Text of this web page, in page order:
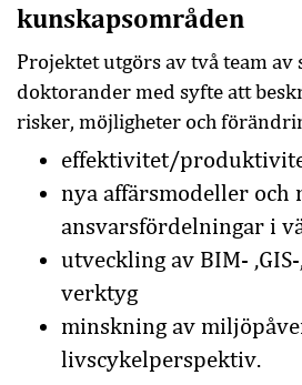
kunskapsområden
Projektet utgörs av två team av
doktorander med syfte att
risker, möjligheter och
effektivitet/
nya affärsmodeller och
ansvarsfördelningar i
utveckling av BIM-
verktyg
minskning av
livscykelperspektiv.